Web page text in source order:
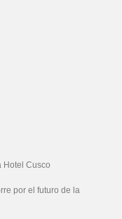
Hotel Cusco
por el futuro de la